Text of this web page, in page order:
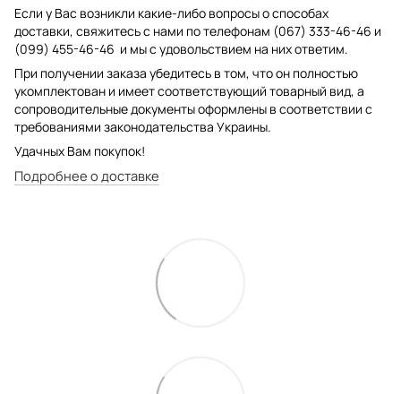
Если у Вас возникли какие-либо вопросы о способах
доставки, свяжитесь с нами по телефонам (067) 333-46-46 и
(099) 455-46-46 и мы с удовольствием на них ответим.
При получении заказа убедитесь в том, что он полностью
укомплектован и имеет соответствующий товарный вид, а
сопроводительные документы оформлены в соответствии с
требованиями законодательства Украины.
Удачных Вам покупок!
Подробнее о доставке